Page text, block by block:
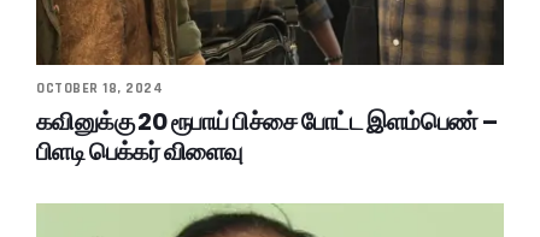
OCTOBER 18, 2024
கவினுக்கு 20 ரூபாய் பிச்சை போட்ட இளம்பெண் –
பிளடி பெக்கர் விளைவு